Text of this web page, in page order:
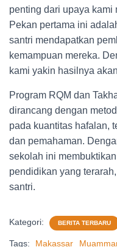
penting dari upaya kami
Pekan pertama ini
santri mendapatkan
kemampuan mereka.
kami yakin hasilnya
Program RQM dan
dirancang dengan
pada kuantitas hafalan,
dan pemahaman.
sekolah ini
pendidikan yang
santri.
Kategori: BERITA TERBARU
Tags: Makassar